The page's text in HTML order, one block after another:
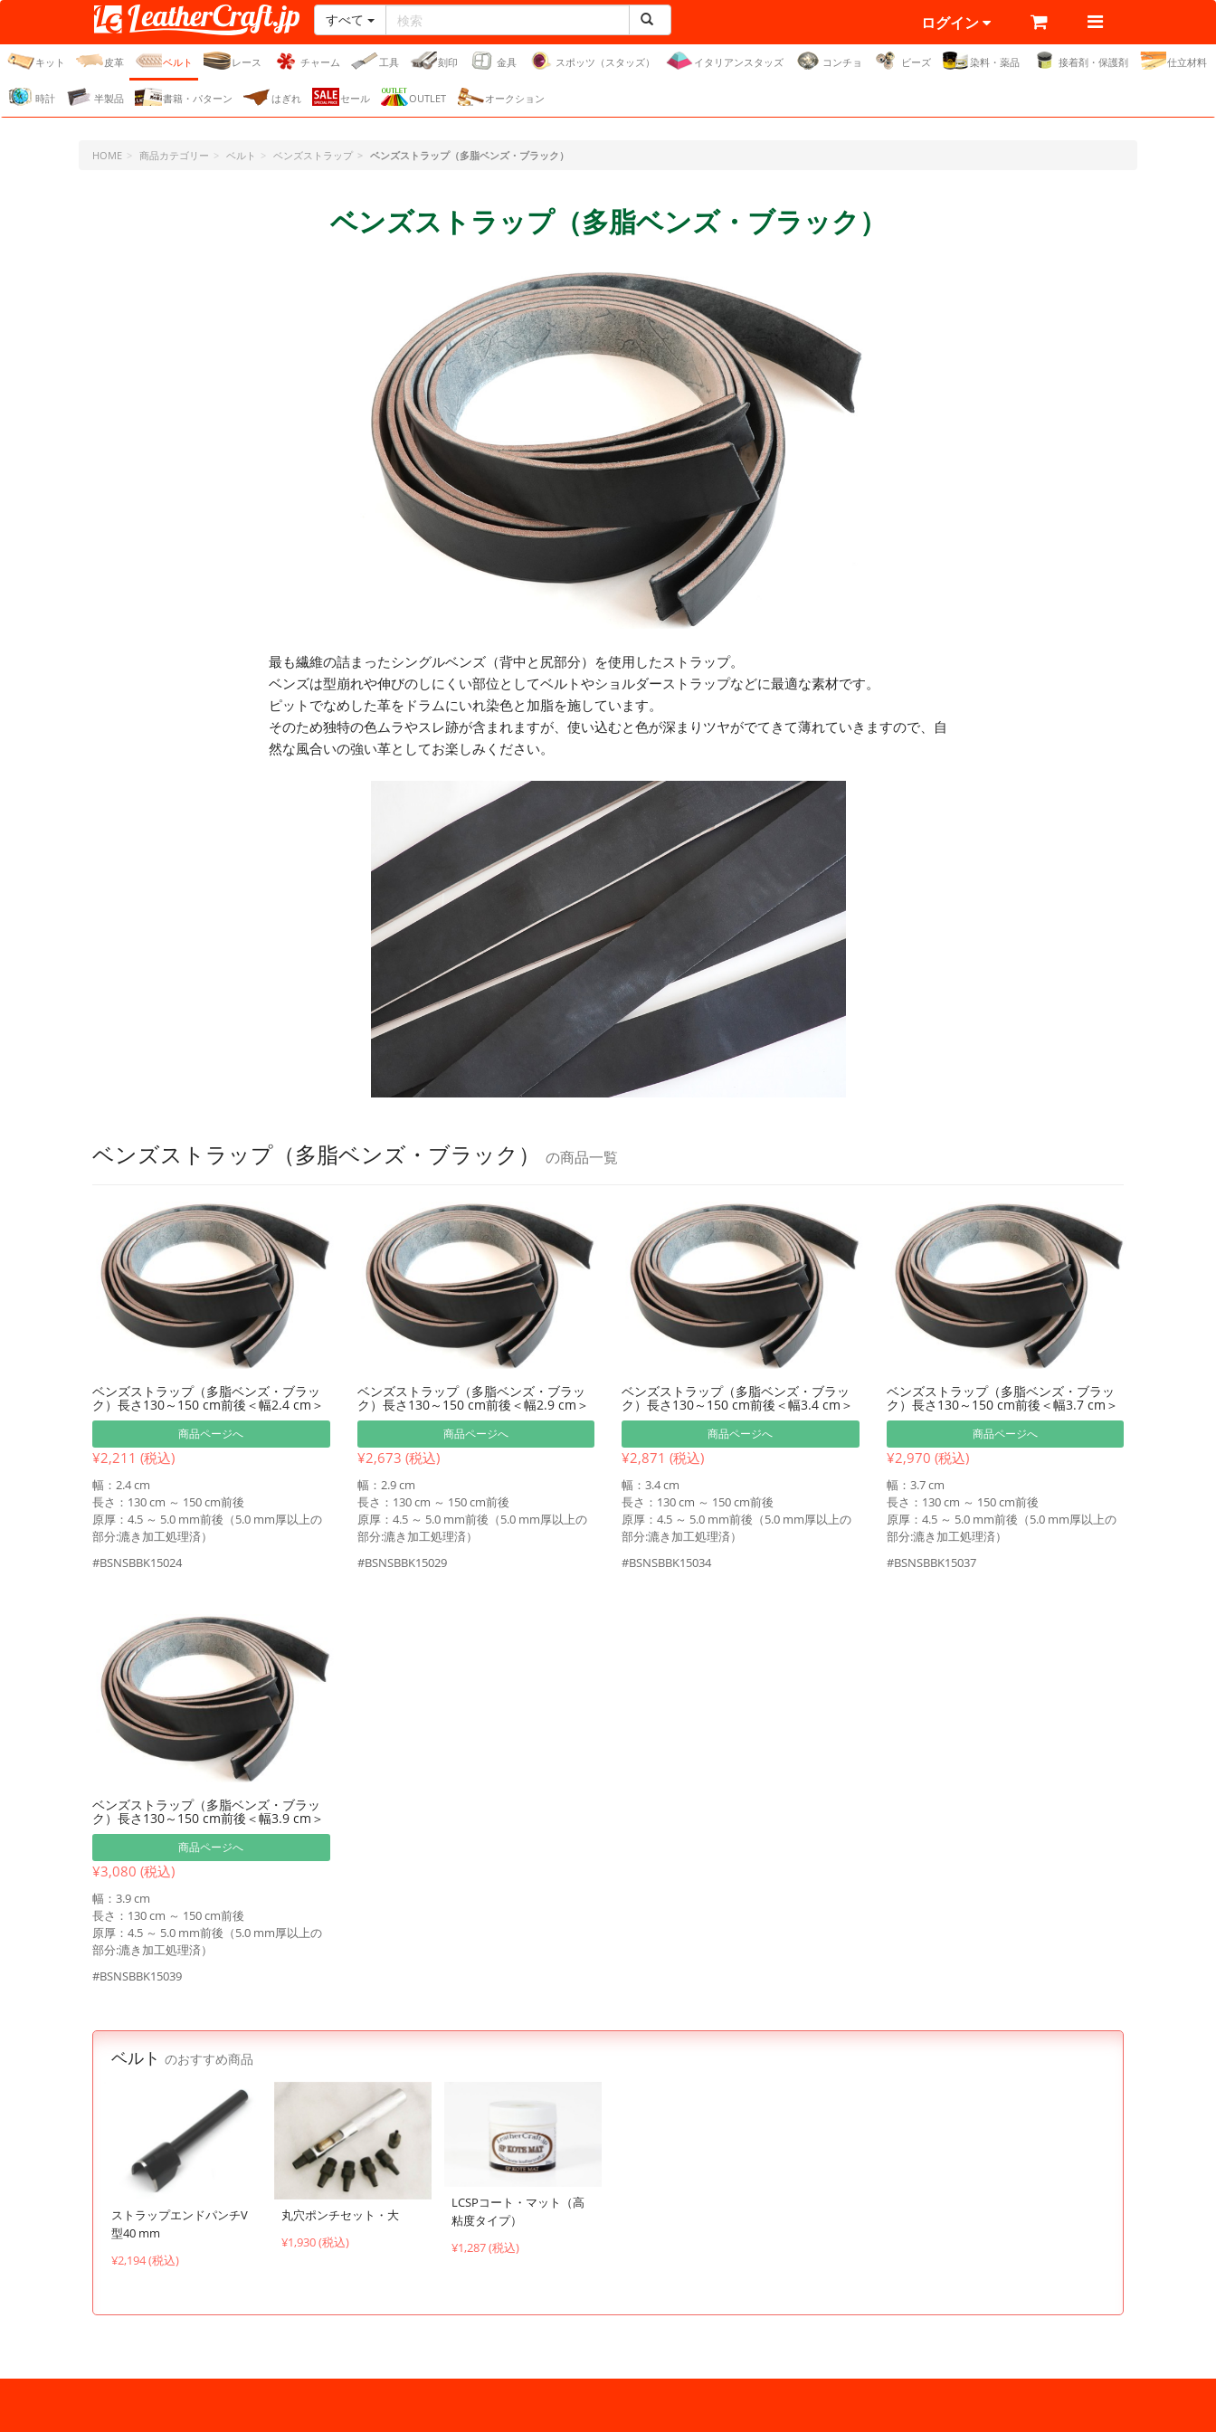
レザークラフト・ドット・
ジェーピー
すべて ログイン
キット 皮革 ベルト レース チャーム 工具 刻印 金具 スポッツ（スタッズ） イタリアンスタッズ コンチョ ビーズ 染料・薬品 接着剤・保護剤 仕立材料
時計 半製品 書籍・パターン はぎれ セール OUTLET オークション
HOME 商品カテゴリー ベルト ベンズストラップ ベンズストラップ（多脂ベンズ・ブラック）
ベンズストラップ（多脂ベンズ・ブラック）
最も繊維の詰まったシングルベンズ（背中と尻部分）を使用したストラップ。
ベンズは型崩れや伸びのしにくい部位としてベルトやショルダーストラップなどに最適な素材です。
ピットでなめした革をドラムにいれ染色と加脂を施しています。
そのため独特の色ムラやスレ跡が含まれますが、使い込むと色が深まりツヤがでてきて薄れていきますので、自
然な風合いの強い革としてお楽しみください。
ベンズストラップ（多脂ベンズ・ブラック） の商品一覧
ベンズストラップ（多脂ベンズ・ブラッ
ク）長さ130～150 cm前後＜幅2.4 cm＞
商品ページへ
¥2,211 (税込)
幅：2.4 cm
長さ：130 cm ～ 150 cm前後
原厚：4.5 ～ 5.0 mm前後（5.0 mm厚以上の
部分:漉き加工処理済）
#BSNSBBK15024
ベンズストラップ（多脂ベンズ・ブラッ
ク）長さ130～150 cm前後＜幅2.9 cm＞
商品ページへ
¥2,673 (税込)
幅：2.9 cm
長さ：130 cm ～ 150 cm前後
原厚：4.5 ～ 5.0 mm前後（5.0 mm厚以上の
部分:漉き加工処理済）
#BSNSBBK15029
ベンズストラップ（多脂ベンズ・ブラッ
ク）長さ130～150 cm前後＜幅3.4 cm＞
商品ページへ
¥2,871 (税込)
幅：3.4 cm
長さ：130 cm ～ 150 cm前後
原厚：4.5 ～ 5.0 mm前後（5.0 mm厚以上の
部分:漉き加工処理済）
#BSNSBBK15034
ベンズストラップ（多脂ベンズ・ブラッ
ク）長さ130～150 cm前後＜幅3.7 cm＞
商品ページへ
¥2,970 (税込)
幅：3.7 cm
長さ：130 cm ～ 150 cm前後
原厚：4.5 ～ 5.0 mm前後（5.0 mm厚以上の
部分:漉き加工処理済）
#BSNSBBK15037
ベンズストラップ（多脂ベンズ・ブラッ
ク）長さ130～150 cm前後＜幅3.9 cm＞
商品ページへ
¥3,080 (税込)
幅：3.9 cm
長さ：130 cm ～ 150 cm前後
原厚：4.5 ～ 5.0 mm前後（5.0 mm厚以上の
部分:漉き加工処理済）
#BSNSBBK15039
ベルト のおすすめ商品
ストラップエンドパンチV
型40 mm
¥2,194 (税込)
丸穴ポンチセット・大
¥1,930 (税込)
LCSPコート・マット（高
粘度タイプ）
¥1,287 (税込)